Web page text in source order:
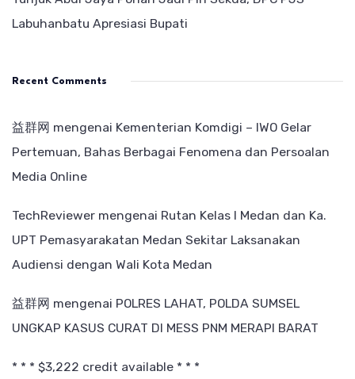
Labuhanbatu Apresiasi Bupati
Recent Comments
益群网 mengenai Kementerian Komdigi – IWO Gelar
Pertemuan, Bahas Berbagai Fenomena dan Persoalan
Media Online
TechReviewer mengenai Rutan Kelas I Medan dan Ka.
UPT Pemasyarakatan Medan Sekitar Laksanakan
Audiensi dengan Wali Kota Medan
益群网 mengenai POLRES LAHAT, POLDA SUMSEL
UNGKAP KASUS CURAT DI MESS PNM MERAPI BARAT
* * * $3,222 credit available * * *